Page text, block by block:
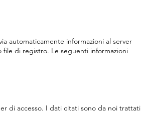
automaticamente informazioni al server
di registro. Le seguenti informazioni
di accesso. I dati citati sono da noi trattati